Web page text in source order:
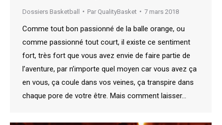
Dossiers Basketball Par QualityBasket 7 mars 2018
Comme tout bon passionné de la balle orange, ou
comme passionné tout court, il existe ce sentiment
fort, très fort que vous avez envie de faire partie de
l’aventure, par n’importe quel moyen car vous avez ça
en vous, ça coule dans vos veines, ça transpire dans
chaque pore de votre être. Mais comment laisser…